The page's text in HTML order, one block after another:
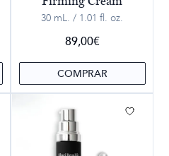
30 mL. / 1.01 fl. oz.
89,00€
COMPRAR